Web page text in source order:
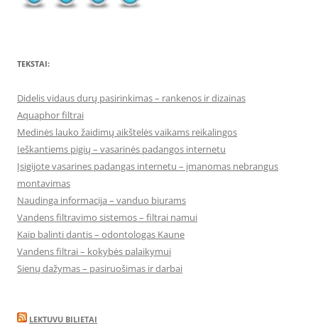
TEKSTAI:
Didelis vidaus durų pasirinkimas – rankenos ir dizainas
Aquaphor filtrai
Medinės lauko žaidimų aikštelės vaikams reikalingos
Ieškantiems pigių – vasarinės padangos internetu
Įsigijote vasarines padangas internetu – įmanomas nebrangus
montavimas
Naudinga informacija – vanduo biurams
Vandens filtravimo sistemos – filtrai namui
Kaip balinti dantis – odontologas Kaune
Vandens filtrai – kokybės palaikymui
Sienų dažymas – pasiruošimas ir darbai
LEKTUVU BILIETAI